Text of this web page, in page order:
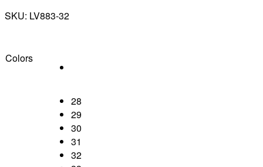
SKU: LV883-32
Colors
28
29
30
31
32